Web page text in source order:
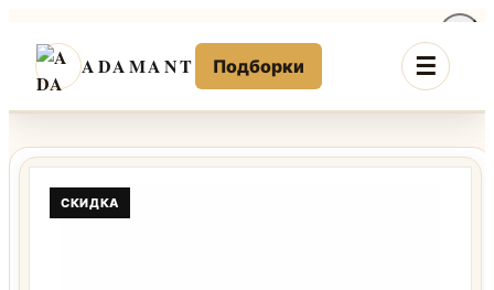
содержимому
ADAMANT Подборки
СКИДКА